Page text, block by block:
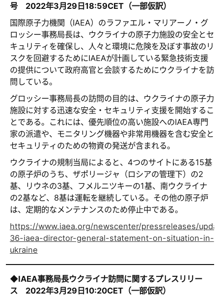
号 2022年3月 29 日18:59CET（一部仮訳）
国際原子力機関（IAEA）のラファエル・マリアーノ・グ
ロッシー事務局長は、ウクライナの原子力施設の安全とセ
キュリティを確保し、人々と環境に危険を及ぼす事故のリ
スクを回避するためにIAEAが計画している緊急技術支援
の提供について政府高官と会談するためにウクライナを訪
問している。
グロッシー事務局長の訪問の目的は、ウクライナの原子力
施設に対する迅速な安全・セキュリティ支援を開始するこ
とである。これには、優先順位の高い施設へのIAEA専門
家の派遣や、モニタリング機器や非常用機器を含む安全と
セキュリティのための物資の発送が含まれる。
ウクライナの規制当局によると、4つのサイトにある15基
の原子炉のうち、ザポリージャ（ロシアの管理下）の2
基、リウネの3基、フメルニツキーの1基、南ウクライナ
の2基など、8基は運転を継続している。その他の原子炉
は、定期的なメンテナンスのため停止中である。
https://www.iaea.org/newscenter/pressreleases/
36-iaea-director-general-statement-on-situation-in-
ukraine
◆IAEA事務局長ウクライナ訪問に関するプレスリリー
ス
2022年3月29 日10:20CET（一部仮訳）